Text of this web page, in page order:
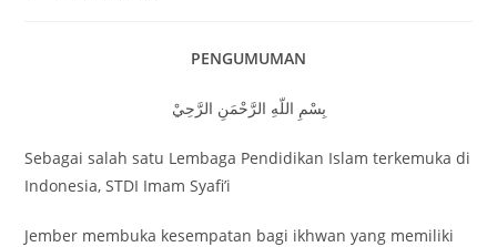
PENGUMUMAN
بِسْمِ اللّهِ الرَّحْمَنِ الرَّحِيْ
Sebagai salah satu Lembaga Pendidikan Islam terkemuka di
Indonesia, STDI Imam Syafi’i
Jember membuka kesempatan bagi ikhwan yang memiliki